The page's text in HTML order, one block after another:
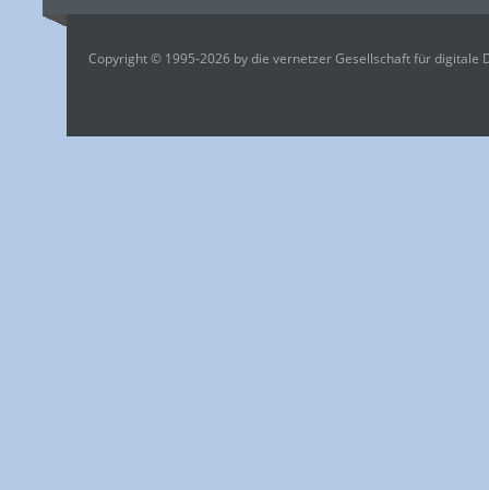
Copyright © 1995-2026 by die vernetzer Gesellschaft für digitale